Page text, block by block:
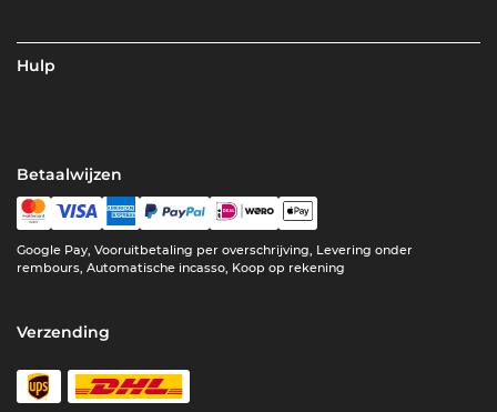
Hulp
Betaalwijzen
Google Pay, Vooruitbetaling per overschrijving, Levering onder
rembours, Automatische incasso, Koop op rekening
Verzending